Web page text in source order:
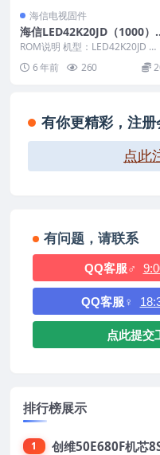
海信电视固件
海信LED42K20JD（1000）B
OM21官方原厂USB刷机电视
固件包
ROM说明 机型：LED42K20JD 固
件版本：（1000） BOM：21 海...
6 年前 260
有你更精彩，注册
点此
有问题，请联系
QQ客服♂
QQ客服♀
点此提交
排行榜展示
1 创维50E680F机芯